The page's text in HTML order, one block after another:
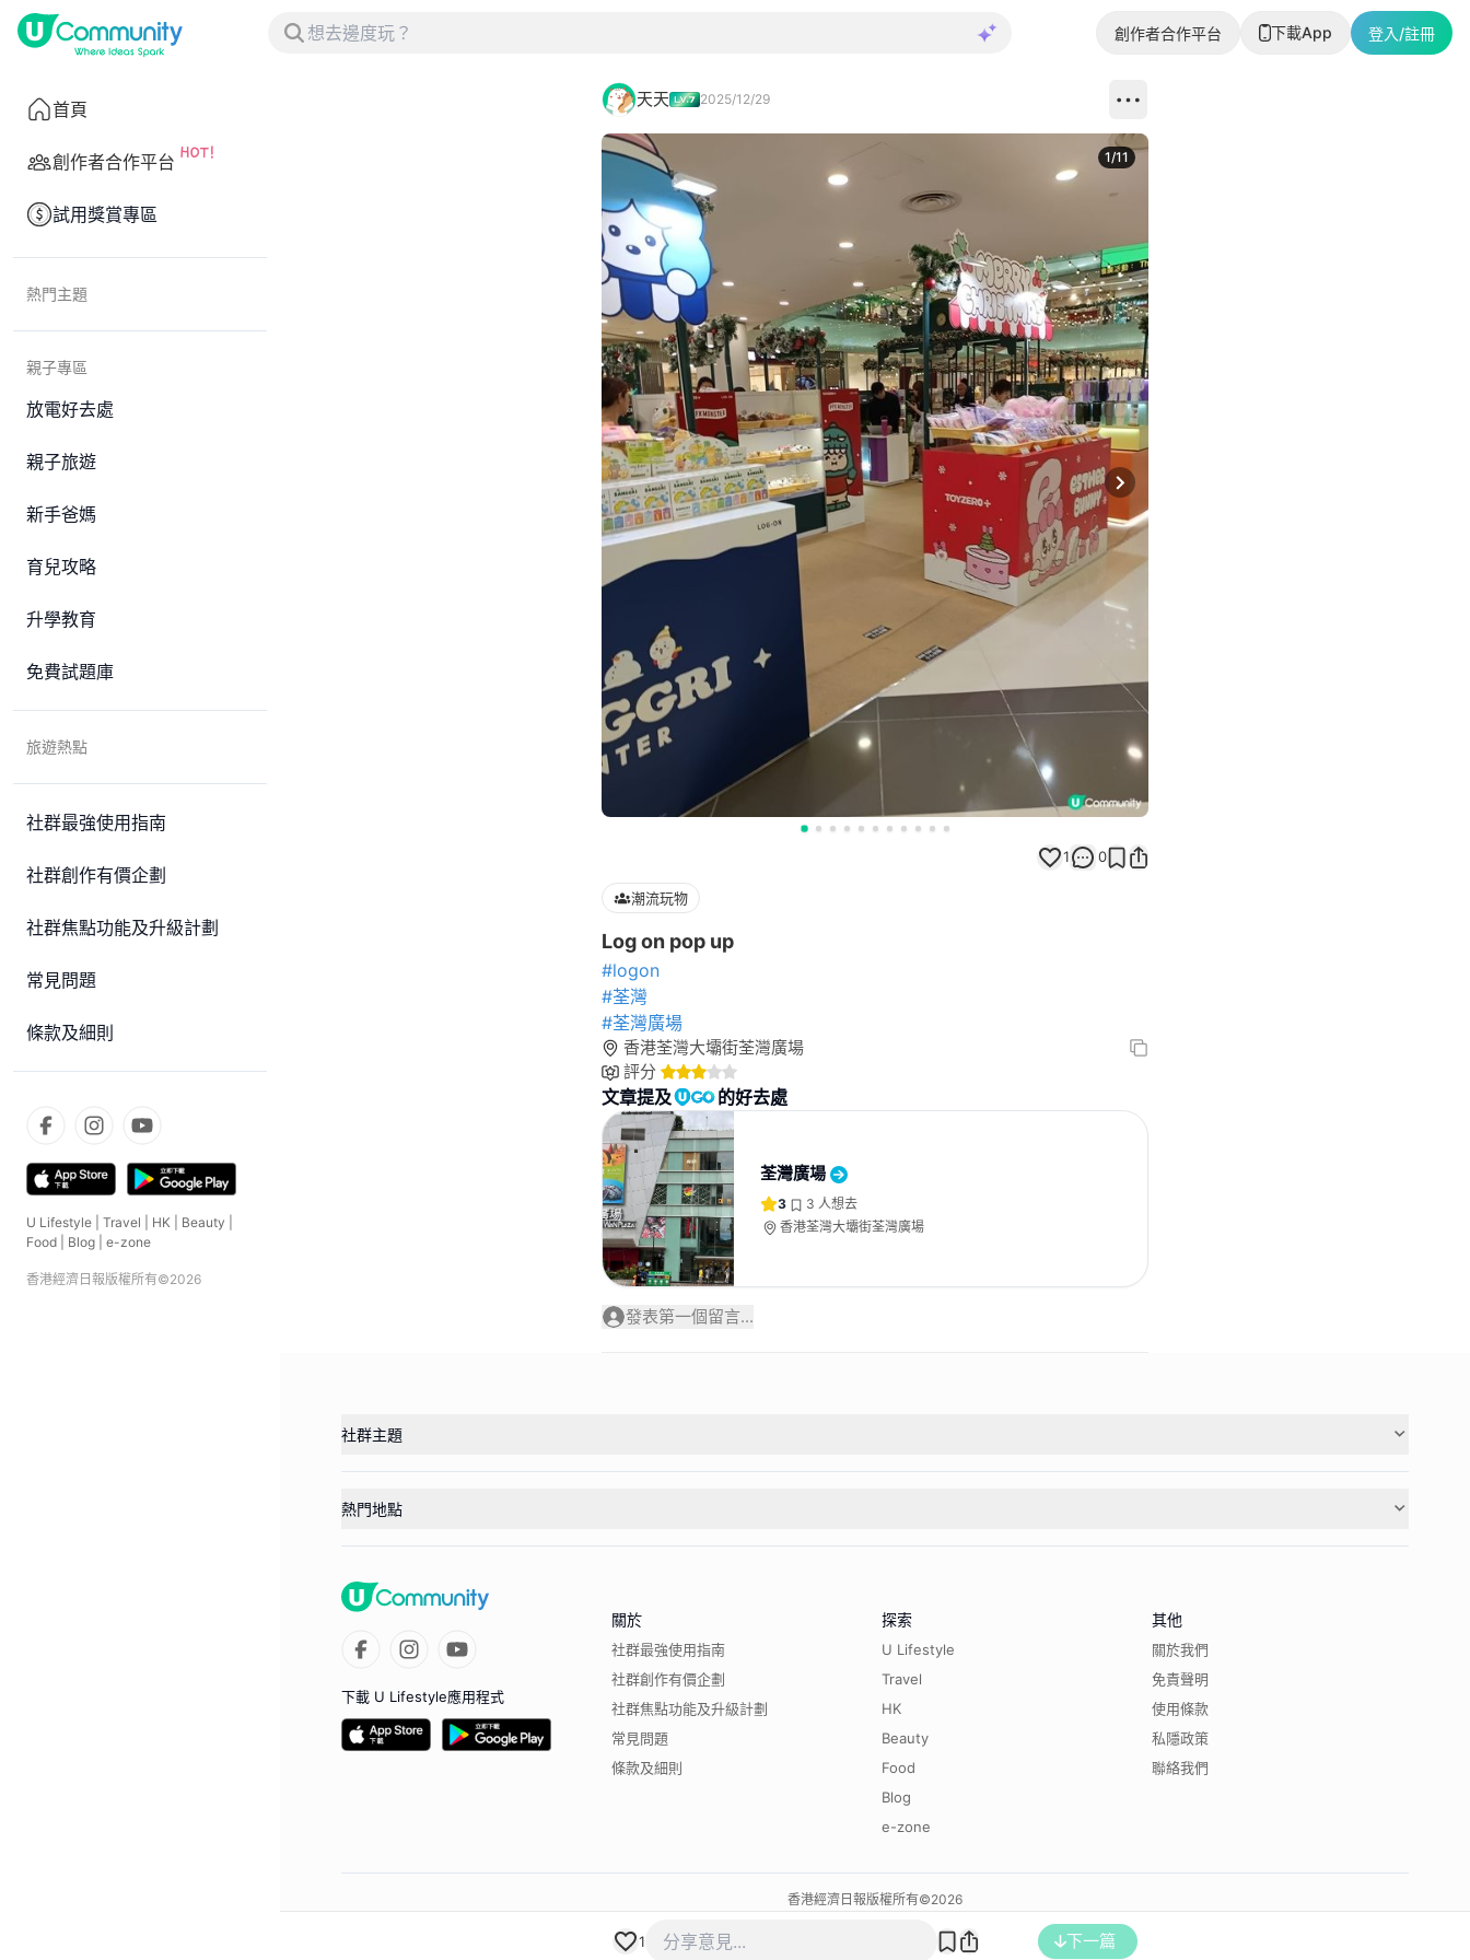
創作者合作平台 下載App 登入/註冊
首頁
創作者合作平台
試用獎賞專區
熱門主題
親子專區
放電好去處
親子旅遊
新手爸媽
育兒攻略
升學教育
免費試題庫
旅遊熱點
社群最強使用指南
社群創作有價企劃
社群焦點功能及升級計劃
常見問題
條款及細則
U Lifestyle Travel HK Beauty
Food
Blog e-zone
香港經濟日報版權所有©2026
天天 2025/12/29
Next slide
1/11
1 0
潮流玩物
Log on pop up
#logon
#荃灣
#荃灣廣場
香港荃灣大壩街荃灣廣場
評分
文章提及 的好去處
荃灣廣場
3 3 人想去
香港荃灣大壩街荃灣廣場
發表第一個留言...
1 下一篇
社群主題
熱門地點
下載 U Lifestyle應用程式
關於
社群最強使用指南
社群創作有價企劃
社群焦點功能及升級計劃
常見問題
條款及細則
探索
U Lifestyle
Travel
HK
Beauty
Food
Blog
e-zone
其他
關於我們
免責聲明
使用條款
私隱政策
聯絡我們
香港經濟日報版權所有©2026